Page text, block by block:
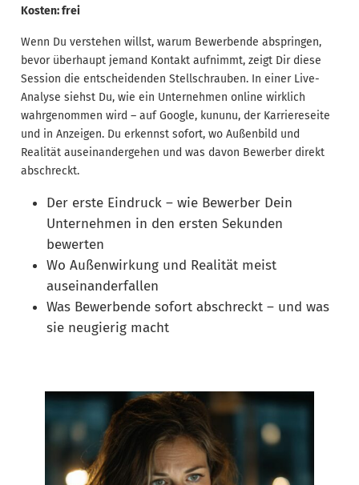
Kosten: frei
Wenn Du verstehen willst, warum Bewerbende abspringen,
bevor überhaupt jemand Kontakt aufnimmt, zeigt Dir diese
Session die entscheidenden Stellschrauben. In einer Live-
Analyse siehst Du, wie ein Unternehmen online wirklich
wahrgenommen wird – auf Google, kununu, der Karriereseite
und in Anzeigen. Du erkennst sofort, wo Außenbild und
Realität auseinandergehen und was davon Bewerber direkt
abschreckt.
Der erste Eindruck – wie Bewerber Dein
Unternehmen in den ersten Sekunden
bewerten
Wo Außenwirkung und Realität meist
auseinanderfallen
Was Bewerbende sofort abschreckt – und was
sie neugierig macht